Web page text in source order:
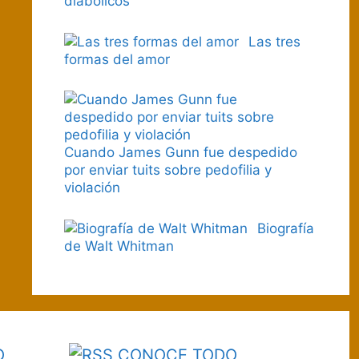
Las tres
formas del amor
Cuando James Gunn fue despedido
por enviar tuits sobre pedofilia y
violación
Biografía
de Walt Whitman
CONOCE TODO